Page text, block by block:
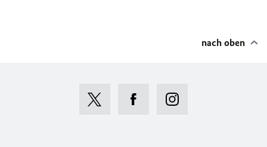
nach oben